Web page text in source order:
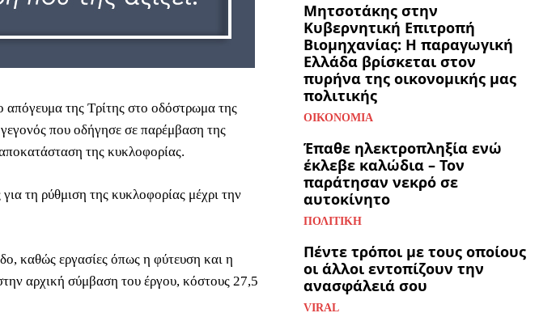
της Τρίτης στο οδόστρωμα της
που οδήγησε σε παρέμβαση της
της κυκλοφορίας.
τη ρύθμιση της κυκλοφορίας μέχρι την
καθώς εργασίες όπως η φύτευση και η
αρχική σύμβαση του έργου, κόστους 27,5
Μητσοτάκης στην
Κυβερνητική Επιτροπή
Βιομηχανίας: Η παραγωγική
Ελλάδα βρίσκεται στον
πυρήνα της οικονομικής μας
πολιτικής
ΟΙΚΟΝΟΜΊΑ
Έπαθε ηλεκτροπληξία ενώ
έκλεβε καλώδια – Τον
παράτησαν νεκρό σε
αυτοκίνητο
ΠΟΛΙΤΙΚΉ
Πέντε τρόποι με τους οποίους
οι άλλοι εντοπίζουν την
ανασφάλειά σου
VIRAL